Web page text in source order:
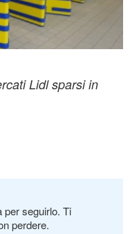
Lidl sparsi in
per seguirlo. Ti
perdere.